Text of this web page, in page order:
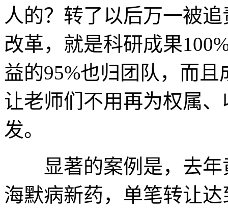
人的？转了以后万一被
改革，就是科研成果
益的95%也归团队，而
让老师们不用再为权属
发。
显著的案例是，去年
海默病新药，单笔转让